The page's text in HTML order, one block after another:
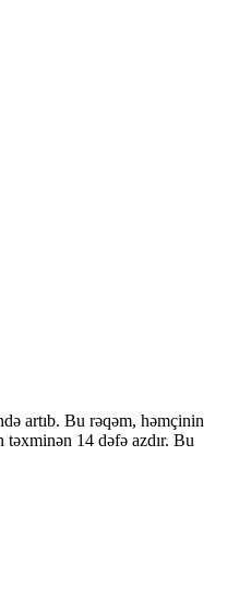
artıb. Bu rəqəm, həmçinin
14 dəfə azdır. Bu